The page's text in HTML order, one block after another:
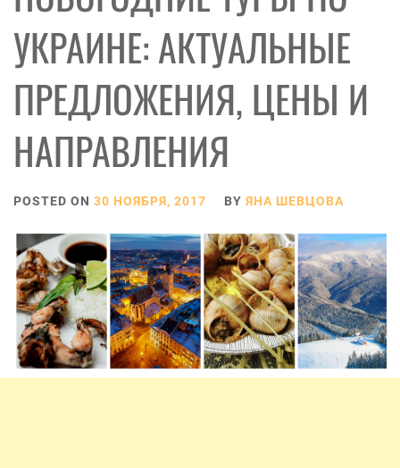
УКРАИНЕ: АКТУАЛЬНЫЕ
ПРЕДЛОЖЕНИЯ, ЦЕНЫ И
НАПРАВЛЕНИЯ
POSTED ON 30 НОЯБРЯ, 2017 BY ЯНА ШЕВЦОВА